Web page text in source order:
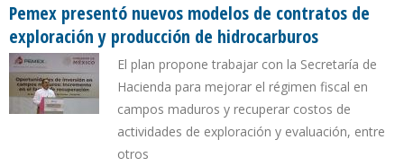
Pemex presentó nuevos modelos de contratos de
exploración y producción de hidrocarburos
El plan propone trabajar con la Secretaría de
Hacienda para mejorar el régimen fiscal en
campos maduros y recuperar costos de
actividades de exploración y evaluación, entre
otros